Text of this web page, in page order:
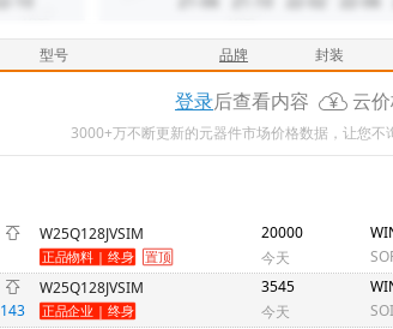
型号 品牌 封装
登录后查看内容 云
3000+万不断更新的元器件市场价格数据，让您不
W25Q128JVSIM
20000
今天
143
W25Q128JVSIM
3545
今天